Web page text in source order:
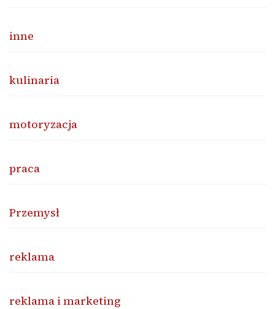
inne
kulinaria
motoryzacja
praca
Przemysł
reklama
reklama i marketing